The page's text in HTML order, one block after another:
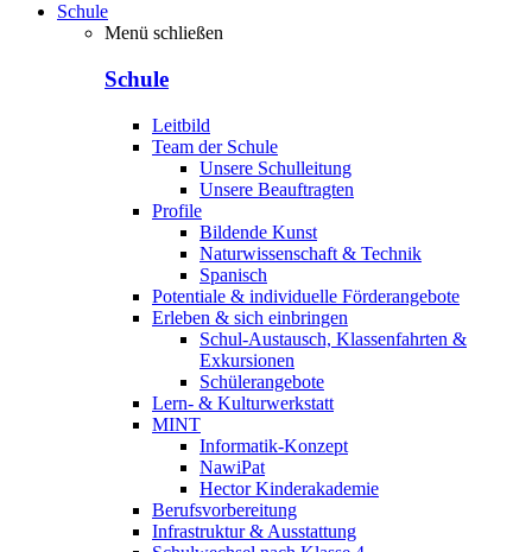
Schule
Menü schließen
Schule
Leitbild
Team der Schule
Unsere Schulleitung
Unsere Beauftragten
Profile
Bildende Kunst
Naturwissenschaft & Technik
Spanisch
Potentiale & individuelle Förderangebote
Erleben & sich einbringen
Schul-Austausch, Klassenfahrten &
Exkursionen
Schülerangebote
Lern- & Kulturwerkstatt
MINT
Informatik-Konzept
NawiPat
Hector Kinderakademie
Berufsvorbereitung
Infrastruktur & Ausstattung